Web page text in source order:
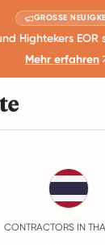
GROSSE
Hightekers
Mehr erfahren
CONTRACTORS IN